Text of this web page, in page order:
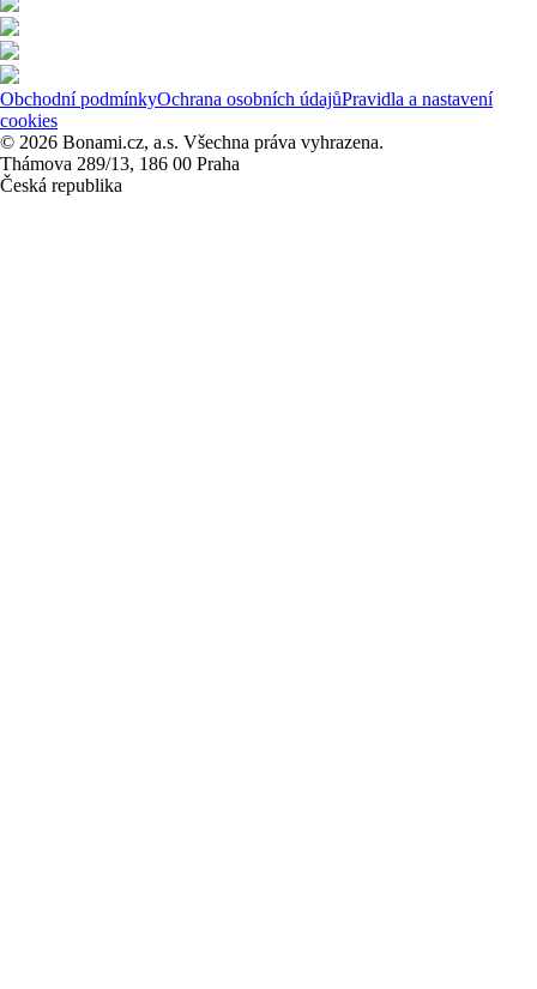
Obchodní podmínkyOchrana osobních údajůPravidla a nastavení
cookies
© 2026 Bonami.cz, a.s. Všechna práva vyhrazena.
Thámova 289/13, 186 00 Praha
Česká republika